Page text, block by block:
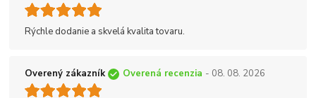
Rýchle dodanie a skvelá kvalita tovaru.
Overený zákazník Overená recenzia - 08. 08. 2026